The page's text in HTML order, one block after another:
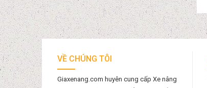
VỀ CHÚNG TÔI
Giaxenang.com huyên cung cấp Xe nâng